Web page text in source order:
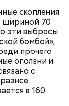
скопления
шириной 70
эти выбросы
бомбой»,
прочего
оползни и
с
в 160
в
—
нет
можно
станции,
забывая о
был создан
— период,
войн,
И в
эти